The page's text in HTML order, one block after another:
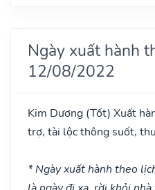
Ngày xuất hành
12/08/2022
Kim Dương (Tốt) Xuất
trợ, tài lộc thông suốt,
* Ngày xuất hành theo